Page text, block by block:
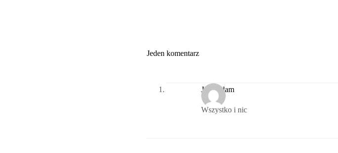
Jeden komentarz
Jadamdam
Wszystko i nic